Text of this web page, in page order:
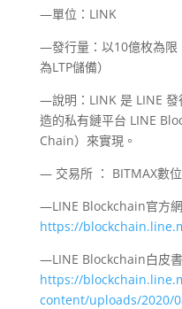
—單位：LINK
—發行量：以10億枚為限
為LTP儲備）
—說明：LINK 是 LINE 發
造的私有鏈平台 LINE
Chain）來實現。
— 交易所 ： BITMAX數
—LINE Blockchain官方網
https://
—LINE Blockchain白皮書
https://
content/uploads/2020/